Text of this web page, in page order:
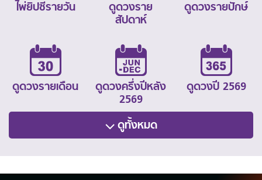
ไพ่ยิปซีรายวัน
ดูดวงราย
สัปดาห์
ดูดวงรายปักษ์
ดูดวงรายเดือน
ดูดวงครึ่งปีหลัง
2569
ดูดวงปี 2569
ดูทั้งหมด